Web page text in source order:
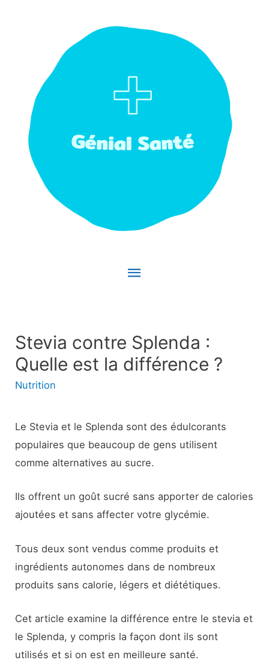
Menu
Stevia contre Splenda :
Quelle est la différence ?
Nutrition
Le Stevia et le Splenda sont des édulcorants
populaires que beaucoup de gens utilisent
comme alternatives au sucre.
Ils offrent un goût sucré sans apporter de calories
ajoutées et sans affecter votre glycémie.
Tous deux sont vendus comme produits et
ingrédients autonomes dans de nombreux
produits sans calorie, légers et diététiques.
Cet article examine la différence entre le stevia et
le Splenda, y compris la façon dont ils sont
utilisés et si on est en meilleure santé.